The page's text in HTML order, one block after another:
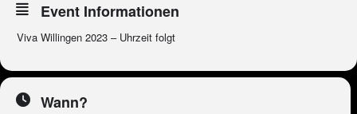
Event Informationen
Viva Willingen 2023 – Uhrzeit folgt
Wann?